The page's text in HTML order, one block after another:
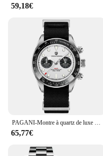
59,18€
PAGANI-Montre à quartz de luxe pour homme, chronographe de sport, verre saphir AR, nouveau, 2024
65,77€